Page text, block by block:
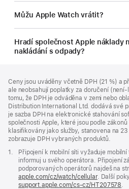
Můžu Apple Watch vrátit?
Hradí společnost Apple náklady
nakládání s odpady?
Ceny jsou uváděny včetně DPH (21 %) a
ale neobsahují poplatky za doručení
tomu, že DPH je odváděna v zemi nebo
Distribution International Ltd. dodává své
je sazba DPH na elektronické stahování
společnosti Apple, které jsou podle
klasifikovány jako služby, stanovena na
zobrazuje DPH vybraných produktů.
Poznámka
1.
Připojení k mobilní síti vyžaduje
informuj u svého operátora. Připojení
podporovaných operátorů najdeš na
apple.com/cz/watch/cellular. Další
support.apple.com/cs-cz/HT207578